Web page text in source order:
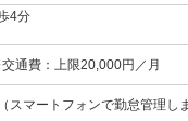
、出入国審査にか
ず、
未経験の方でも心
のスキマ時間で ＊
せて働けます。
4分
円 給与詳細 基本給：時給 1200円 ※交通費：上限20,000円／月
マートフォンで勤怠管理しま